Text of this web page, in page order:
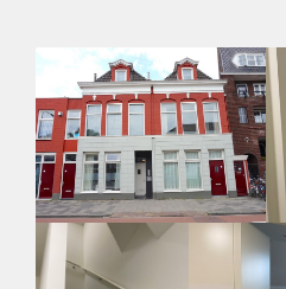
bereiken.
Indeling
Bij binnenkomst is er beneden
boven. Hier kom je in een hal
Het appartement zelf bestaat uit
open keuken. De keuken is
gemakken, zoals een
afzuigkap en meer. In de
slaapkamer met open badkamer.